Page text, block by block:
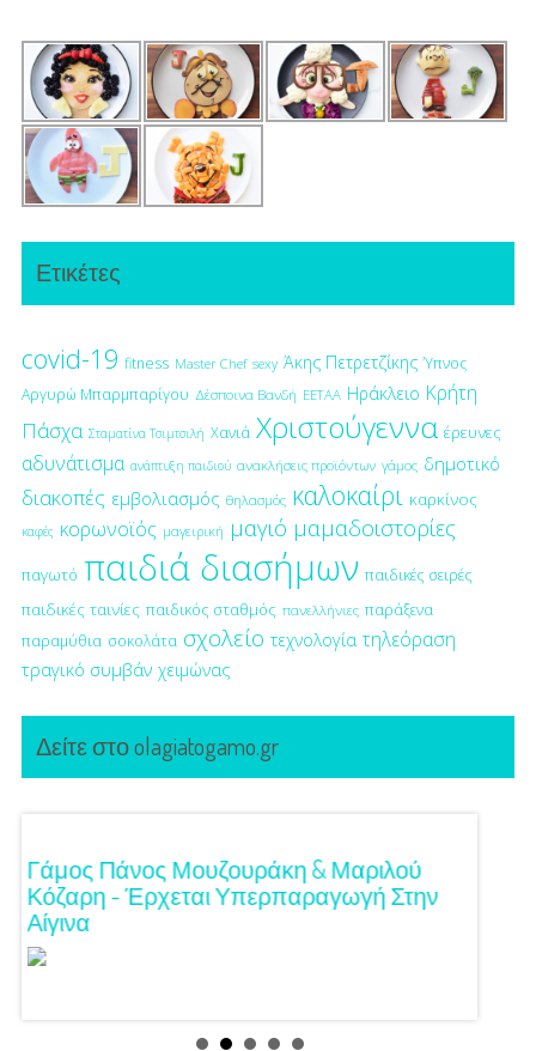
Ετικέτες
covid-19 fitness Master Chef sexy Άκης Πετρετζίκης Ύπνος
Αργυρώ Μπαρμπαρίγου Δέσποινα Βανδή ΕΕΤΑΑ Ηράκλειο Κρήτη
Πάσχα Σταματίνα Τσιμτσιλή Χανιά Χριστούγεννα έρευνες
αδυνάτισμα ανάπτυξη παιδιού ανακλήσεις προϊόντων γάμος δημοτικό
διακοπές εμβολιασμός θηλασμός καλοκαίρι καρκίνος
καφές κορωνοϊός μαγειρική μαγιό μαμαδοιστορίες
παγωτό παιδιά διασήμων παιδικές σειρές
παιδικές ταινίες παιδικός σταθμός πανελλήνιες παράξενα
παραμύθια σοκολάτα σχολείο τεχνολογία τηλεόραση
τραγικό συμβάν χειμώνας
Δείτε στο olagiatogamo.gr
Γάμος Πάνος Μουζουράκη & Μαριλού
Κόζαρη - Έρχεται Υπερπαραγωγή Στην
Αίγινα